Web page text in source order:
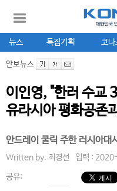
뉴스 특집기획 코나
안보뉴스
이인영, "한러 수교
유라시아 평화공존
안드레이 쿨릭 주한 러시아대
Written by. 최경선 입력 :
공유: